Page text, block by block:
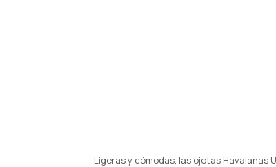
Ligeras y cómodas, las ojotas Havaianas